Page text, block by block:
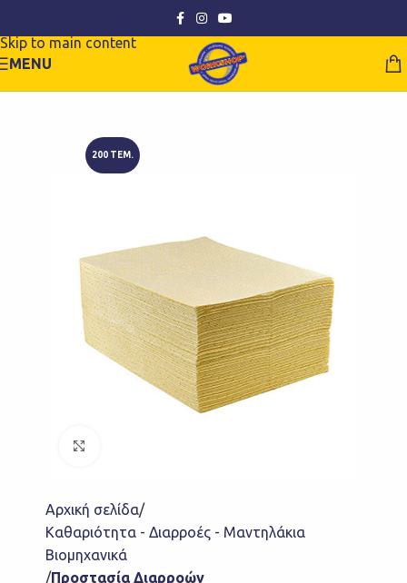
Skip to main content
MENU
200 ΤΕΜ.
Αρχική σελίδα
Καθαριότητα - Διαρροές - Μαντηλάκια
Βιομηχανικά
Προστασία Διαρροών